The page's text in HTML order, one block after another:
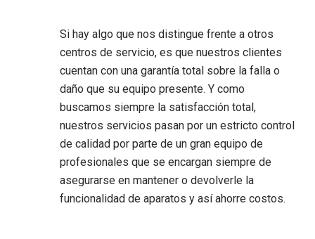
Si hay algo que nos distingue frente a otros
centros de servicio, es que nuestros clientes
cuentan con una garantía total sobre la falla o
daño que su equipo presente. Y como
buscamos siempre la satisfacción total,
nuestros servicios pasan por un estricto control
de calidad por parte de un gran equipo de
profesionales que se encargan siempre de
asegurarse en mantener o devolverle la
funcionalidad de aparatos y así ahorre costos.